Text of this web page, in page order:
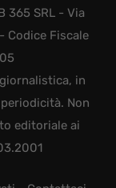
365 SRL - Via
Codice Fiscale
in
Non
editoriale ai